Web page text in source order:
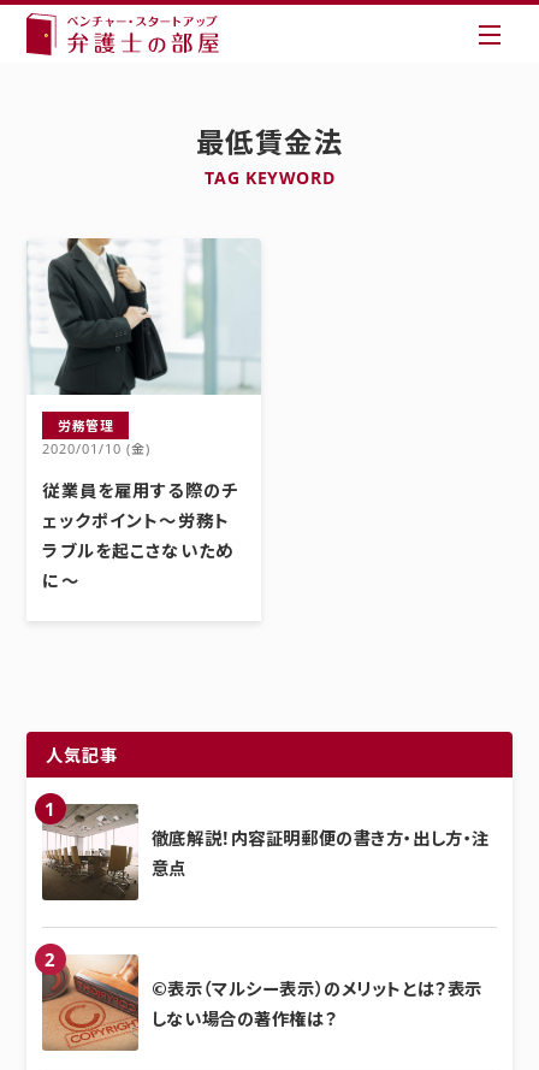
最低賃金法
TAG KEYWORD
労務管理
2020/01/10 (金)
従業員を雇用する際のチ
ェックポイント～労務ト
ラブルを起こさないため
に～
人気記事
徹底解説！内容証明郵便の書き方・出し方・注
意点
©表示（マルシー表示）のメリットとは？表示
しない場合の著作権は？